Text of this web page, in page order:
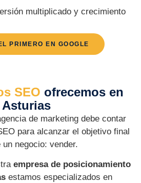
multiplicado y crecimiento
PRIMERO EN GOOGLE
SEO ofrecemos en
Asturias
de marketing debe contar
para alcanzar el objetivo final
un negocio: vender.
empresa de posicionamiento
estamos especializados en